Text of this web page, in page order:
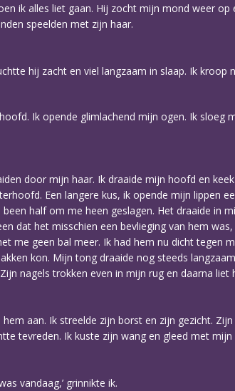
ik alles liet gaan. Hij zocht mijn mond weer
speelden met zijn haar.
hij zacht en viel langzaam in slaap. Ik
Ik opende glimlachend mijn ogen. Ik
door mijn haar. Ik draaide mijn hoofd en
Een langere kus, ik opende mijn lippen
half om me heen geslagen. Het draaide in
dat het misschien een bevlieging van hem
me geen bal meer. Ik had hem nu dicht tegen
kon. Mijn tong draaide nog steeds
nagels trokken even in mijn rug en daarna
aan. Ik streelde zijn borst en zijn gezicht.
tevreden. Ik kuste zijn wang en gleed met
vandaag,’ grinnikte ik.